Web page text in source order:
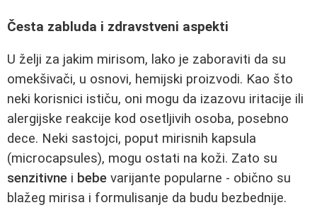
Česta zabluda i zdravstveni aspekti
U želji za jakim mirisom, lako je zaboraviti da su
omekšivači, u osnovi, hemijski proizvodi. Kao što
neki korisnici ističu, oni mogu da izazovu iritacije ili
alergijske reakcije kod osetljivih osoba, posebno
dece. Neki sastojci, poput mirisnih kapsula
(microcapsules), mogu ostati na koži. Zato su
senzitivne i bebe varijante popularne - obično su
blažeg mirisa i formulisanje da budu bezbednije.